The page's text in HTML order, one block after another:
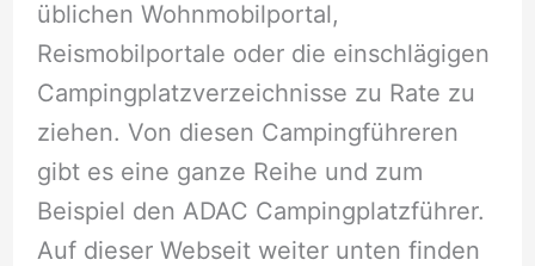
üblichen Wohnmobilportal,
Reismobilportale oder die einschlägigen
Campingplatzverzeichnisse zu Rate zu
ziehen. Von diesen Campingführeren
gibt es eine ganze Reihe und zum
Beispiel den ADAC Campingplatzführer.
Auf dieser Webseit weiter unten finden